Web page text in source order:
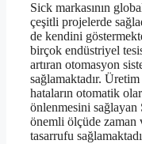
Sick markasının
çeşitli projelerde
de kendini
birçok endüstriyel
artıran otomasyon
sağlamaktadır. Üretim
hataların otomatik
önlenmesini sağlayan
önemli ölçüde zaman
tasarrufu